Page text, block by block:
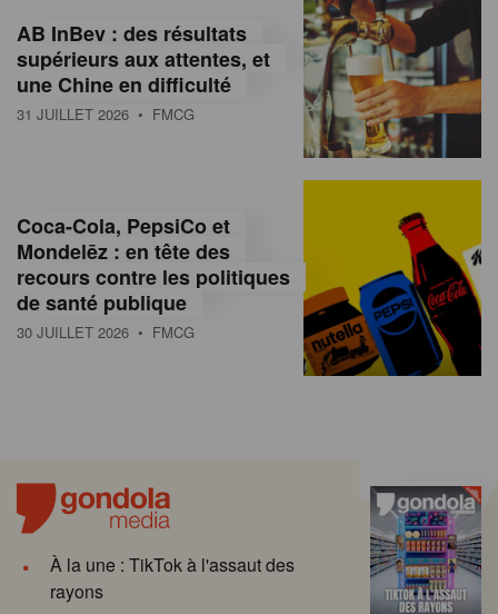
AB InBev : des résultats
supérieurs aux attentes, et
une Chine en difficulté
31 JUILLET 2026 • FMCG
Coca-Cola, PepsiCo et
Mondelēz : en tête des
recours contre les politiques
de santé publique
30 JUILLET 2026 • FMCG
À la une : TikTok à l'assaut des
rayons